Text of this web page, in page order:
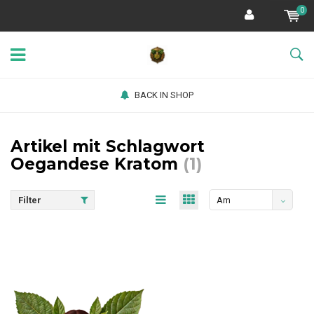
0
BACK IN SHOP
Artikel mit Schlagwort
Oegandese Kratom (1)
Filter
Am